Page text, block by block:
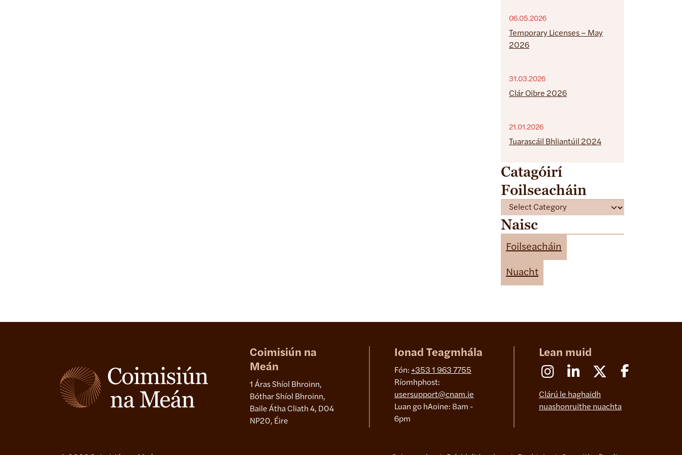
06.05.2026
Temporary Licenses – May
2026
31.03.2026
Clár Oibre 2026
21.01.2026
Tuarascáil Bhliantúil 2024
Catagóirí
Foilseacháin
a
t
Naisc
Foilseacháin
Nuacht
Coimisiún na
Meán
1 Áras Shíol Bhroinn,
Bóthar Shíol Bhroinn,
Baile Átha Cliath 4, D04
NP20, Éire
Ionad Teagmhála
Fón: +353 1 963 7755
Ríomhphost:
usersupport@cnam.ie
Luan go hAoine: 8am -
6pm
Lean muid
InstagramLinkedin X (Formerly Twitter)
Clárú le haghaidh
nuashonruithe nuachta